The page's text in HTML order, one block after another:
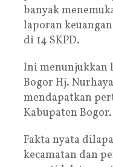
banyak
laporan
di 14 SKPD.
Ini menunjukkan
Bogor Hj.
mendapatkan
Kabupaten Bogor.
Fakta nyata
kecamatan dan